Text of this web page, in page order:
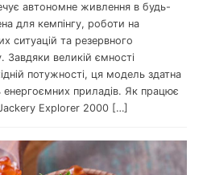
автономне живлення в будь-
для кемпінгу, роботи на
ситуацій та резервного
Завдяки великій ємності
потужності, ця модель здатна
енергоємних приладів. Як працює
Explorer 2000 […]